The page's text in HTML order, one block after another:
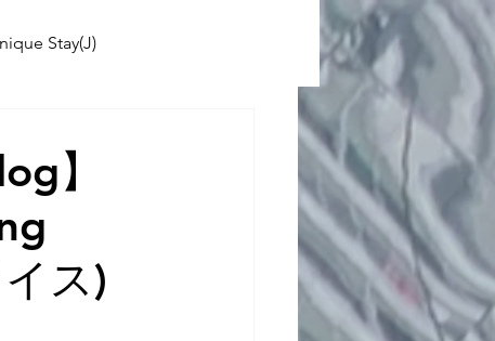
Stay(J)
】
ス)